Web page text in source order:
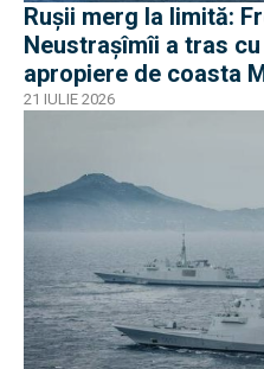
Rușii merg la limită:
Neustrașîmîi a tras
apropiere de coasta
21 IULIE 2026